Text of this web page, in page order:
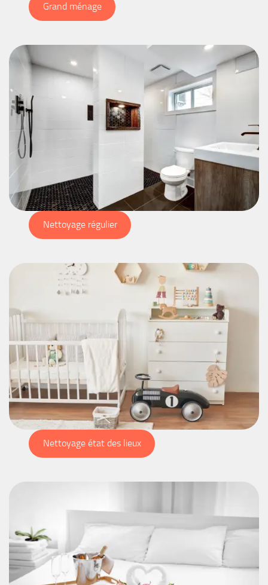
Grand ménage
Nettoyage régulier
Nettoyage état des lieux